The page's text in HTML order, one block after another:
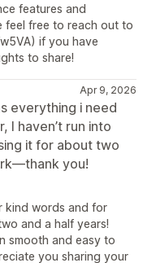
features and
feel free to reach out to
if you have
to share!
Apr 9, 2026
everything i need
I haven’t run into
it for about two
you!
kind words and for
and a half years!
smooth and easy to
you sharing your